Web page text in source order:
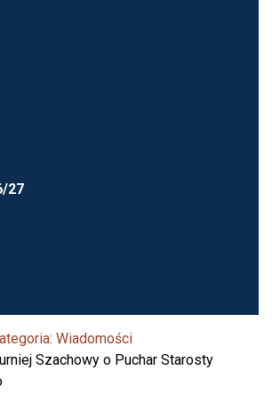
27
Wiadomości
Szachowy o Puchar Starosty